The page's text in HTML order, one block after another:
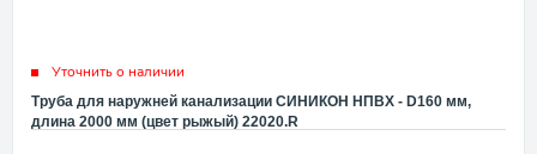
Уточнить о наличии
Труба для наружней канализации СИНИКОН НПВХ - D160 мм,
длина 2000 мм (цвет рыжый) 22020.R